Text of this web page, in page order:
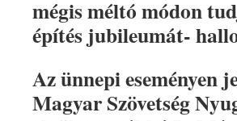
mégis méltó módon
építés jubileumát-
Az ünnepi eseményen
Magyar Szövetség